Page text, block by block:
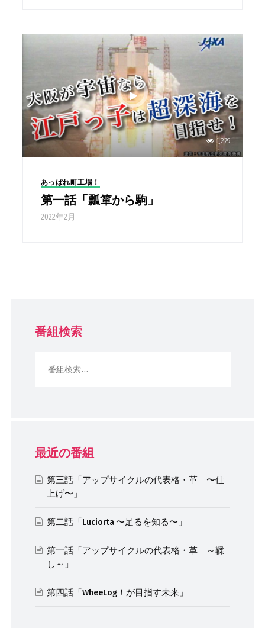
1,279
あっぱれ町工場！
第一話「瓢箪から駒」
2022年2月
番組検索
最近の番組
第三話「アップサイクルの代表格・革 〜仕
上げ〜」
第二話「Luciorta 〜足るを知る〜」
第一話「アップサイクルの代表格・革 ～鞣
し～」
第四話「WheeLog！が目指す未来」